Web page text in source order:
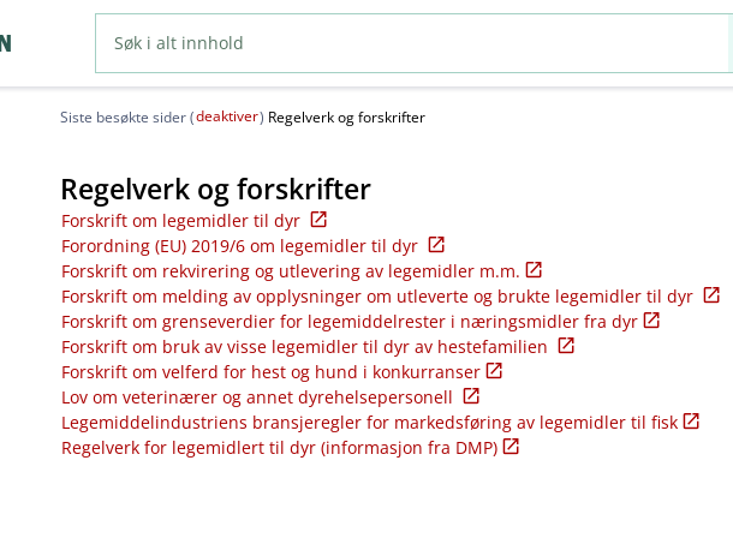
Siste besøkte sider (deaktiver) Regelverk og forskrifter
Regelverk og forskrifter
Forskrift om legemidler til dyr
Forordning (EU) 2019/6 om legemidler til dyr
Forskrift om rekvirering og utlevering av legemidler m.m.
Forskrift om melding av opplysninger om utleverte og brukte legemidler til dyr
Forskrift om grenseverdier for legemiddelrester i næringsmidler fra dyr
Forskrift om bruk av visse legemidler til dyr av hestefamilien
Forskrift om velferd for hest og hund i konkurranser
Lov om veterinærer og annet dyrehelsepersonell
Legemiddelindustriens bransjeregler for markedsføring av legemidler til fisk
Regelverk for legemidlert til dyr (informasjon fra DMP)